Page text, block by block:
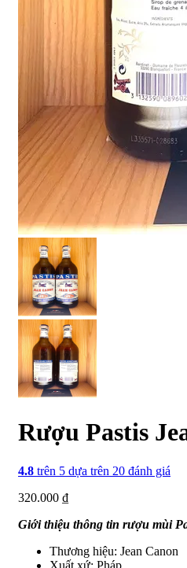
Rượu Pastis
4.8 trên 5 dựa trên 20 đánh giá
320.000 ₫
Giới thiệu thông tin rượu mùi
Thương hiệu: Jean Canon
Xuất xứ: Pháp